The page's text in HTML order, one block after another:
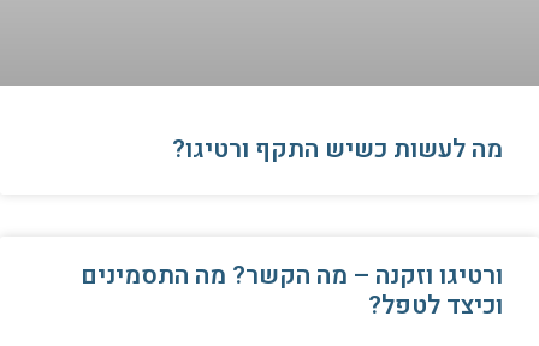
​מה לעשות כשיש התקף ורטיגו?
ורטיגו וזקנה – מה הקשר? מה התסמינים
וכיצד לטפל?